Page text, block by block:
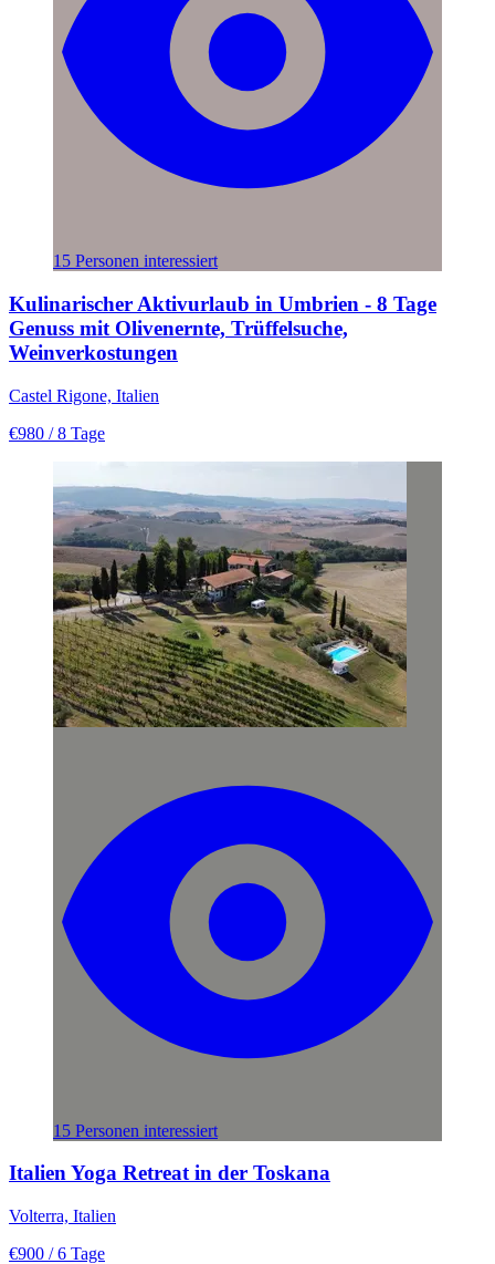
15 Personen interessiert
Kulinarischer Aktivurlaub in Umbrien - 8 Tage
Genuss mit Olivenernte, Trüffelsuche,
Weinverkostungen
Castel Rigone, Italien
€980 / 8 Tage
15 Personen interessiert
Italien Yoga Retreat in der Toskana
Volterra, Italien
€900 / 6 Tage